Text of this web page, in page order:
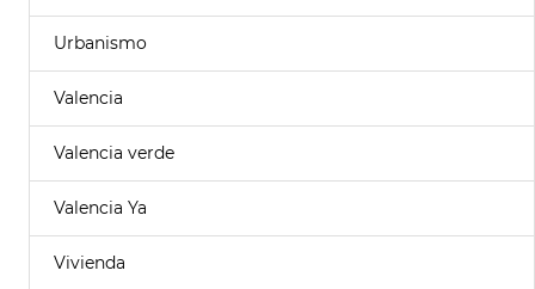
Urbanismo
Valencia
Valencia verde
Valencia Ya
Vivienda